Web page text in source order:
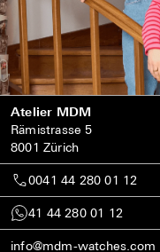
Atelier MDM
Rämistrasse 5
8001 Zürich
0041 44 280 01 12
41 44 280 01 12
info@mdm-watches.com